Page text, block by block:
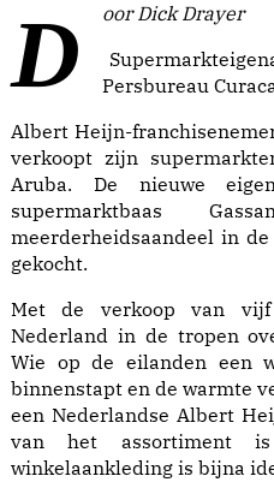
Door Dick Drayer
Persbureau
Albert Heijn-
verkoopt zijn
Aruba. De nieuwe
supermarktbaas
meerderheidsaandeel in
gekocht.
Met de verkoop van
Nederland in de tropen
Wie op de eilanden een
binnenstapt en de warmte
een Nederlandse Albert
van het assortiment
winkelaankleding is bijna